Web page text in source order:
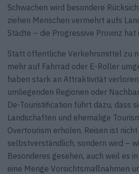
Schwachen wird besondere
ziehen Menschen vermehrt aufs
Städte – die Progressive Provinz
Statt öffentliche Verkehrsmittel zu
mehr auf Fahrrad oder E-Roller
haben stark an Attraktivität
umliegenden Regionen oder
De-Touristification führt dazu, dass
Landschaften und ehemalige
Overtourism erholen. Reisen ist
selbstverständlich, sondern wird –
Besonderes gesehen, auch weil es
eine Menge Vorsichtsmaßnahmen